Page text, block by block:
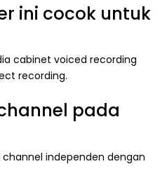
ini cocok untuk
cabinet voiced recording
recording.
pada
independen dengan